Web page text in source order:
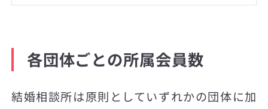
各団体ごとの所属会員数
結婚相談所は原則としていずれかの団体に加